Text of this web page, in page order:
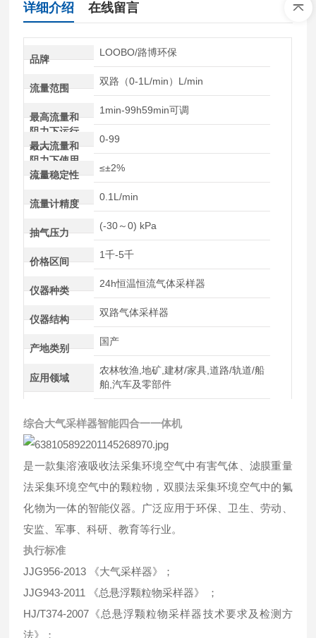
详细介绍 在线留言
品牌
LOOBO/路博环保
流量范围
双路（0-1L/min）L/min
最高流量和
阻力下运行
时间
1min-99h59min可调
最大流量和
阻力下使用
寿命
0-99
流量稳定性
≤±2%
流量计精度
0.1L/min
抽气压力
(-30～0) kPa
价格区间
1千-5千
仪器种类
24h恒温恒流气体采样器
仪器结构
双路气体采样器
产地类别
国产
应用领域
农林牧渔,地矿,建材/家具,道路/轨道/船
舶,汽车及零部件
综合大气采样器智能四合一一体机
是一款集溶液吸收法采集环境空气中有害气体、滤膜重量
法采集环境空气中的颗粒物，双膜法采集环境空气中的氟
化物为一体的智能仪器。广泛应用于环保、卫生、劳动、
安监、军事、科研、教育等行业。
执行标准
JJG956-2013 《大气采样器》；
JJG943-2011 《总悬浮颗粒物采样器》 ；
HJ/T374-2007《总悬浮颗粒物采样器技术要求及检测方
法》；